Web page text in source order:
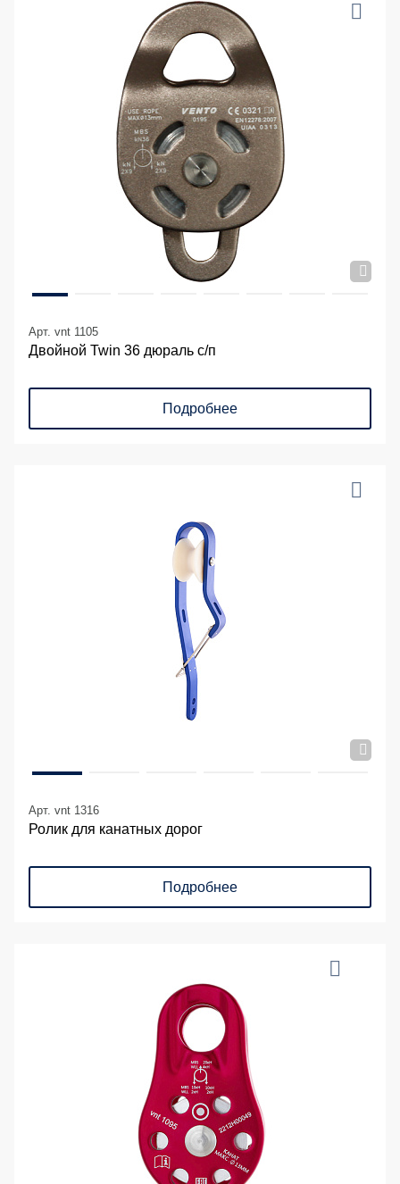
Арт. vnt 1105
Двойной Twin 36 дюраль с/п
Подробнее
Арт. vnt 1316
Ролик для канатных дорог
Подробнее